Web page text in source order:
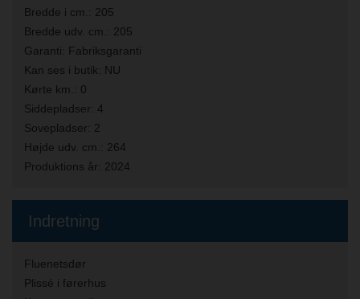
Bredde i cm.: 205
Bredde udv. cm.: 205
Garanti: Fabriksgaranti
Kan ses i butik: NU
Kørte km.: 0
Siddepladser: 4
Sovepladser: 2
Højde udv. cm.: 264
Produktions år: 2024
Indretning
Fluenetsdør
Plissé i førerhus